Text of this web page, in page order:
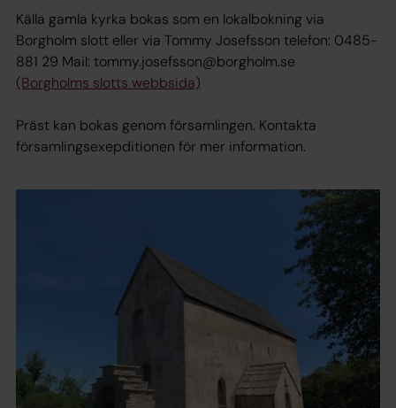
Källa gamla kyrka bokas som en lokalbokning via
Borgholm slott eller via Tommy Josefsson telefon: 0485-
881 29 Mail: tommy.josefsson@borgholm.se
(Borgholms slotts webbsida)
Präst kan bokas genom församlingen. Kontakta
församlingsexepditionen för mer information.